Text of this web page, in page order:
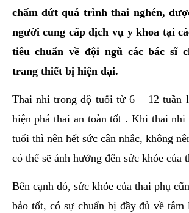
chấm dứt quá trình thai nghén,
người cung cấp dịch vụ y khoa tại
tiêu chuẩn về đội ngũ các bác sĩ
trang thiết bị hiện đại.
Thai nhi trong độ tuổi từ 6 – 12 tuần
hiện phá thai an toàn tốt . Khi thai
tuổi thì nên hết sức cân nhắc, không
có thể sẽ ảnh hưởng đến sức khỏe của
Bên cạnh đó, sức khỏe của thai phụ
bảo tốt, có sự chuẩn bị đầy đủ về tâm